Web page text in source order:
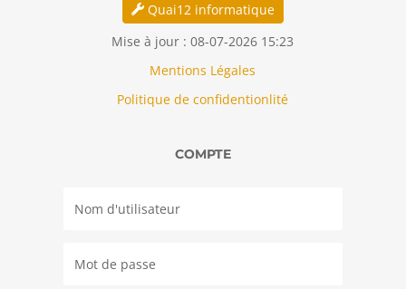
Quai12 informatique
Mise à jour : 08-07-2026 15:23
Mentions Légales
Politique de confidentionlité
COMPTE